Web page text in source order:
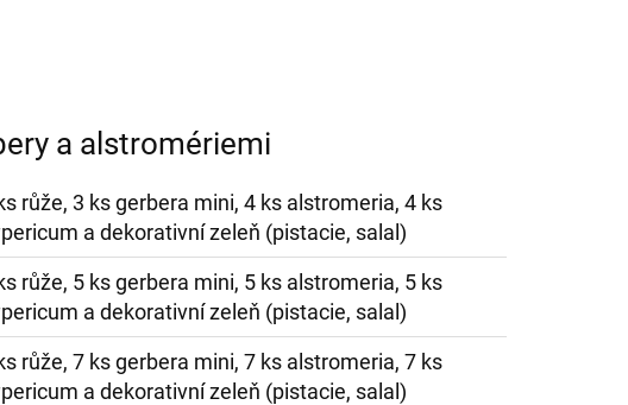
a alstromériemi
růže, 3 ks gerbera mini, 4 ks alstromeria, 4 ks
a dekorativní zeleň (pistacie, salal)
růže, 5 ks gerbera mini, 5 ks alstromeria, 5 ks
a dekorativní zeleň (pistacie, salal)
růže, 7 ks gerbera mini, 7 ks alstromeria, 7 ks
a dekorativní zeleň (pistacie, salal)